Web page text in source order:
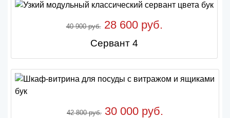
40 900 руб.28 600 руб.
Сервант 4
42 800 руб. 30 000 руб.